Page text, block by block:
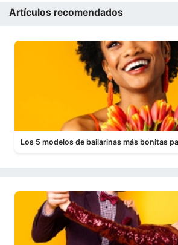
Artículos recomendados
Los 5 modelos de bailarinas más bonitas